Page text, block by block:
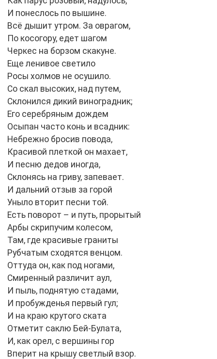
И понеслось по вышине.
Всё дышит утром. За оврагом,
По косогору, едет шагом
Черкес на борзом скакуне.
Еще ленивое светило
Росы холмов не осушило.
Со скал высоких, над путем,
Склонился дикий виноградник;
Его серебряным дождем
Осыпан часто конь и всадник:
Небрежно бросив повода,
Красивой плеткой он махает,
И песню дедов иногда,
Склонясь на гриву, запевает.
И дальний отзыв за горой
Уныло вторит песни той.
Есть поворот – и путь, прорытый
Арбы скрипучим колесом,
Там, где красивые граниты
Рубчатым сходятся венцом.
Оттуда он, как под ногами,
Смиренный различит аул,
И пыль, поднятую стадами,
И пробужденья первый гул;
И на краю крутого ската
Отметит саклю Бей-Булата,
И, как орел, с вершины гор
Вперит на крышу светлый взор.